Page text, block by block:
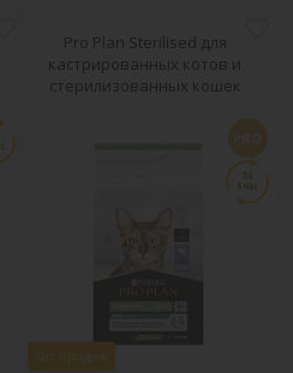
Pro Plan Sterilised для
кастрированных котов и
стерилизованных кошек
Хит продаж